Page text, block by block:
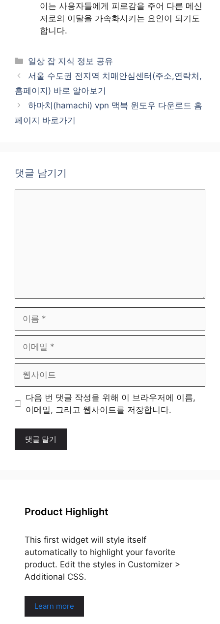
이는 사용자들에게 피로감을 주어 다른 메신
저로의 이탈을 가속화시키는 요인이 되기도
합니다.
카
테
고
리
일상 잡 지식 정보 공유
서울 수도권 전지역 치매안심센터(주소,연락처,
홈페이지) 바로 알아보기
하마치(hamachi) vpn 맥북 윈도우 다운로드 홈
페이지 바로가기
댓글 남기기
일
트
다음 번 댓글 작성을 위해 이 브라우저에 이름,
이메일, 그리고 웹사이트를 저장합니다.
Product Highlight
This first widget will style itself
automatically to highlight your favorite
product. Edit the styles in Customizer >
Additional CSS.
Learn more